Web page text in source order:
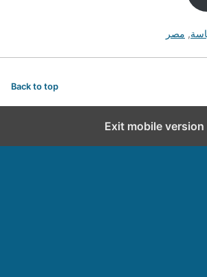
, مصر
Back to top
Exit mobile version